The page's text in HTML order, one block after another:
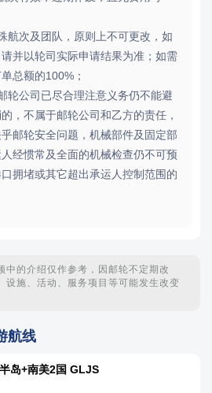
航次及团队，原则上不可更改，如
并以轮司实际申请结果为准；如需
总额的100%；
轮公司已尽合理注意义务仍不能避
，不属于邮轮公司和乙方的责任，
邮轮安全问题，机械部件及固定部
经惯常及全面的机械检查仍不可预
拥堵或其它超出承运人控制范围的
中的介绍仅作参考，因邮轮不定期改
设施、活动、服务项目等可能发生改变
航线
岛+南美2国 GLJS